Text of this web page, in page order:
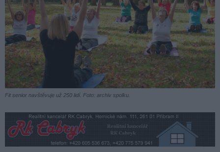
Fit senior navštěvuje už 250 lidí. Foto: archiv spolku.